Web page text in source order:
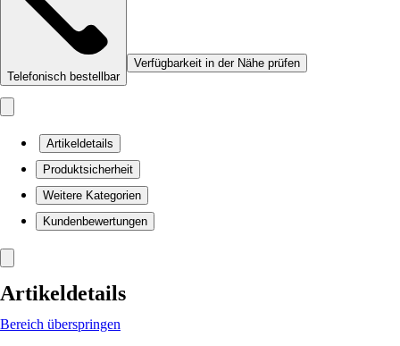
Telefonisch bestellbar
Verfügbarkeit in der Nähe prüfen
Artikeldetails
Produktsicherheit
Weitere Kategorien
Kundenbewertungen
Artikeldetails
Bereich überspringen